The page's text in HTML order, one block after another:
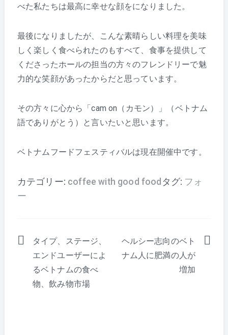
べた私たちは最高に幸せな顔をになりました。
最後になりましたが、こんな素晴らしい料理を美味
しく楽しく食べられたのもすべて、食事を提供して
くださったホールの担当の方々のフレンドリーで魅
力的な笑顔があったからだと思っています。
その方々に心から「cam on（カモン）」（ベトナム
語でありがとう）と言いたいと思います。
ベトナムフードフェスティバルは現在開催中です。
カテゴリー: coffee with good food タグ: フォ
ー
タイプ、ステージ、
エンドユーザーによ
るベトナムの食べ
物、飲み物市場
ヘルシー志向のベト
ナム人に肥満の人が
増加